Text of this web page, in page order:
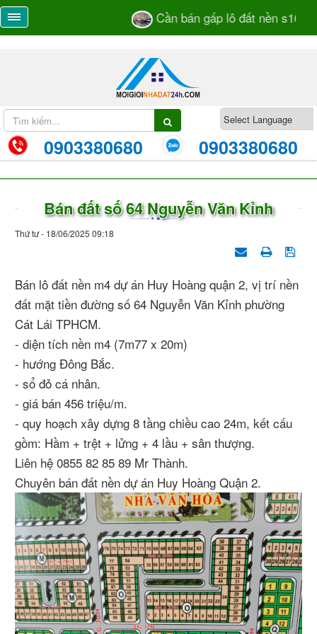
Cần bán gấp lô đất nền s16 dự
0903380680 0903380680
Bán đất số 64 Nguyễn Văn Kỉnh
Thứ tư - 18/06/2025 09:18
Bán lô đất nền m4 dự án Huy Hoàng quận 2, vị trí nền
đất mặt tiền đường số 64 Nguyễn Văn Kỉnh phường
Cát Lái TPHCM.
- diện tích nền m4 (7m77 x 20m)
- hướng Đông Bắc.
- sổ đỏ cá nhân.
- giá bán 456 triệu/m.
- quy hoạch xây dựng 8 tầng chiều cao 24m, kết cấu
gồm: Hầm + trệt + lửng + 4 lầu + sân thượng.
Liên hệ 0855 82 85 89 Mr Thành.
Chuyên bán đất nền dự án Huy Hoàng Quận 2.